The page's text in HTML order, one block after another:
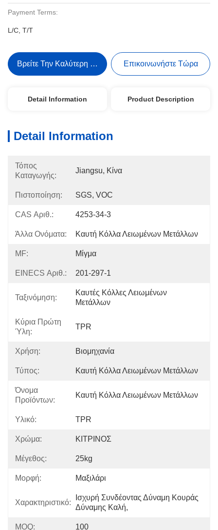
Payment Terms:
L/C, T/T
Βρείτε Την Καλύτερη Τιμή Επικοινωνήστε Τώρα
Detail Information Product Description
Detail Information
Τόπος
Καταγωγής:
Jiangsu, Κίνα
Πιστοποίηση: SGS, VOC
CAS Αριθ.: 4253-34-3
Άλλα Ονόματα: Καυτή Κόλλα Λειωμένων Μετάλλων
MF: Μίγμα
EINECS Αριθ.: 201-297-1
Ταξινόμηση:
Καυτές Κόλλες Λειωμένων
Μετάλλων
Κύρια Πρώτη
Ύλη:
TPR
Χρήση: Βιομηχανία
Τύπος: Καυτή Κόλλα Λειωμένων Μετάλλων
Όνομα
Προϊόντων:
Καυτή Κόλλα Λειωμένων Μετάλλων
Υλικό: TPR
Χρώμα: ΚΙΤΡΙΝΟΣ
Μέγεθος: 25kg
Μορφή: Μαξιλάρι
Χαρακτηριστικό:
Ισχυρή Συνδέοντας Δύναμη Κουράς
Δύναμης Καλή,
MOQ: 100